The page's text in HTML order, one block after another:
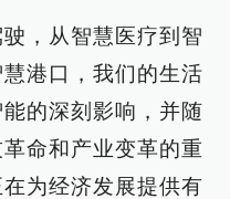
，从智慧医疗到智
港口，我们的生活
的深刻影响，并随
命和产业变革的重
为经济发展提供有